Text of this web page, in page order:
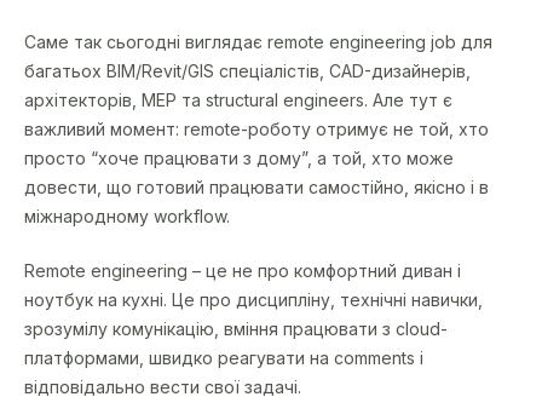
Саме так сьогодні виглядає remote engineering job для
багатьох BIM/Revit/GIS спеціалістів, CAD-дизайнерів,
архітекторів, MEP та structural engineers. Але тут є
важливий момент: remote-роботу отримує не той, хто
просто “хоче працювати з дому”, а той, хто може
довести, що готовий працювати самостійно, якісно і в
міжнародному workflow.
Remote engineering – це не про комфортний диван і
ноутбук на кухні. Це про дисципліну, технічні навички,
зрозумілу комунікацію, вміння працювати з cloud-
платформами, швидко реагувати на comments і
відповідально вести свої задачі.